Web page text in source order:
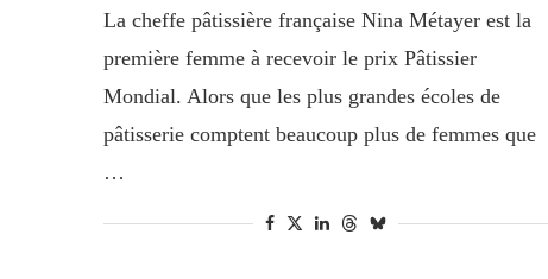
La cheffe pâtissière française Nina Métayer est la
première femme à recevoir le prix Pâtissier
Mondial. Alors que les plus grandes écoles de
pâtisserie comptent beaucoup plus de femmes que
…